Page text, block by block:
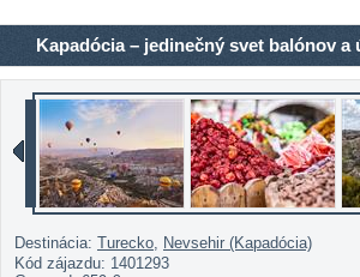
Kapadócia – jedinečný svet balónov
Destinácia: Turecko, Nevsehir (Kapadócia)
Kód zájazdu: 1401293